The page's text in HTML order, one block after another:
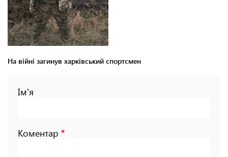
На війні загинув харківський спортсмен
Ім'я
Коментар